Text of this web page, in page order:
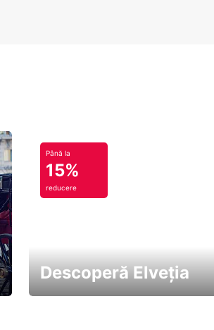
Până la
15%
reducere
Descoperă Elveția